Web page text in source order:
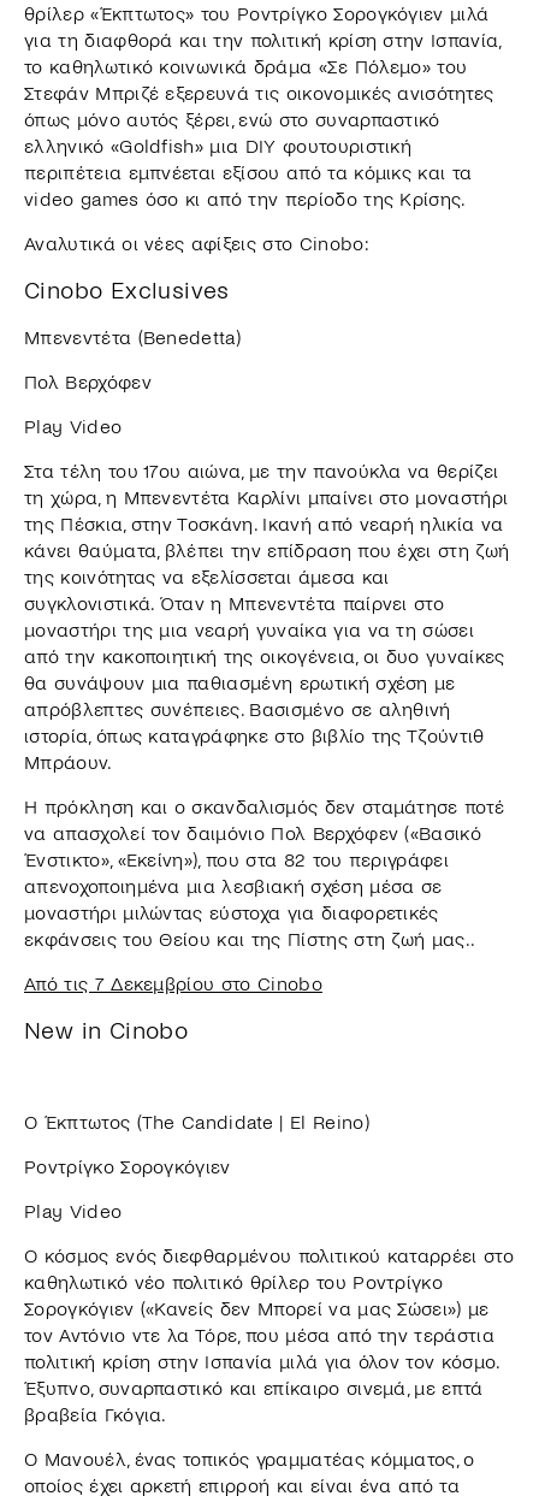
θρίλερ «Έκπτωτος» του Ροντρίγκο Σορογκόγιεν μιλά
για τη διαφθορά και την πολιτική κρίση στην Ισπανία,
το καθηλωτικό κοινωνικά δράμα «Σε Πόλεμο» του
Στεφάν Μπριζέ εξερευνά τις οικονομικές ανισότητες
όπως μόνο αυτός ξέρει, ενώ στο συναρπαστικό
ελληνικό «Goldfish» μια DIY φουτουριστική
περιπέτεια εμπνέεται εξίσου από τα κόμικς και τα
video games όσο κι από την περίοδο της Κρίσης.
Αναλυτικά οι νέες αφίξεις στο Cinobo:
Cinobo Exclusives
Μπενεντέτα (Benedetta)
Πολ Βερχόφεν
Play Video
Στα τέλη του 17ου αιώνα, με την πανούκλα να θερίζει
τη χώρα, η Μπενεντέτα Καρλίνι μπαίνει στο μοναστήρι
της Πέσκια, στην Τοσκάνη. Ικανή από νεαρή ηλικία να
κάνει θαύματα, βλέπει την επίδραση που έχει στη ζωή
της κοινότητας να εξελίσσεται άμεσα και
συγκλονιστικά. Όταν η Μπενεντέτα παίρνει στο
μοναστήρι της μια νεαρή γυναίκα για να τη σώσει
από την κακοποιητική της οικογένεια, οι δυο γυναίκες
θα συνάψουν μια παθιασμένη ερωτική σχέση με
απρόβλεπτες συνέπειες. Βασισμένο σε αληθινή
ιστορία, όπως καταγράφηκε στο βιβλίο της Τζούντιθ
Μπράουν.
Η πρόκληση και ο σκανδαλισμός δεν σταμάτησε ποτέ
να απασχολεί τον δαιμόνιο Πολ Βερχόφεν («Βασικό
Ένστικτο», «Εκείνη»), που στα 82 του περιγράφει
απενοχοποιημένα μια λεσβιακή σχέση μέσα σε
μοναστήρι μιλώντας εύστοχα για διαφορετικές
εκφάνσεις του Θείου και της Πίστης στη ζωή μας..
Από τις 7 Δεκεμβρίου στο Cinobo
New in Cinobo
Ο Έκπτωτος (The Candidate | El Reino)
Ροντρίγκο Σορογκόγιεν
Play Video
Ο κόσμος ενός διεφθαρμένου πολιτικού καταρρέει στο
καθηλωτικό νέο πολιτικό θρίλερ του Ροντρίγκο
Σορογκόγιεν («Κανείς δεν Μπορεί να μας Σώσει») με
τον Αντόνιο ντε λα Τόρε, που μέσα από την τεράστια
πολιτική κρίση στην Ισπανία μιλά για όλον τον κόσμο.
Έξυπνο, συναρπαστικό και επίκαιρο σινεμά, με επτά
βραβεία Γκόγια.
Ο Μανουέλ, ένας τοπικός γραμματέας κόμματος, ο
οποίος έχει αρκετή επιρροή και είναι ένα από τα